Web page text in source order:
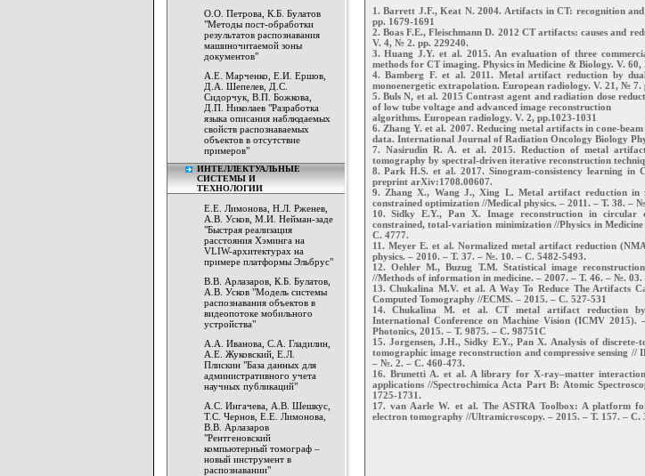
О.О. Петрова, К.Б. Булатов
"Методы пост-обработки
результатов распознавания
машиночитаемой зоны
документов"
А.Е. Марченко, Е.И. Ершов,
Д.А. Шепелев, Д.С.
Сидорчук, В.П. Божкова,
Д.П. Николаев "Разработка
языка описания наблюдаемых
свойств распознаваемых
объектов в отсутствие
примеров"
ИНТЕЛЛЕКТУАЛЬНЫЕ
СИСТЕМЫ И
ТЕХНОЛОГИИ
Е.Е. Лимонова, Н.Л. Рженев,
А.В. Усков, М.И. Нейман-заде
"Быстрая реализация
расстояния Хэминга на
VLIW-архитектурах на
примере платформы Эльбрус"
В.В. Арлазаров, К.Б. Булатов,
А.В. Усков "Модель системы
распознавания объектов в
видеопотоке мобильного
устройства"
А.А. Иванова, С.А. Гладилин,
А.Е. Жуковский, Е.Л.
Плискин "База данных для
административного учета
научных публикаций"
А.С. Ингачева, А.В. Шешкус,
Т.С. Чернов, Е.Е. Лимонова,
В.В. Арлазаров
"Рентгеновский
компьютерный томограф –
новый инструмент в
распознавании"
1. Barrett J.F., Keat N. 2004. Artifacts in CT: recognition
pp. 1679-1691
2. Boas F.E., Fleischmann D. 2012 CT artifacts: causes and
V. 4, № 2. pp. 229240.
3. Huang J.Y. et al. 2015. An evaluation of three
methods for CT imaging. Physics in Medicine & Biology. V.
4. Bamberg F. et al. 2011. Metal artifact reduction by
monoenergetic extrapolation. European radiology. V. 21, № 7.
5. Buls N, et al. 2015 Contrast agent and radiation dose
of low tube voltage and advanced image reconstruction
algorithms. European radiology. V. 2, pp.1023-1031
6. Zhang Y. et al. 2007. Reducing metal artifacts in cone-
data. International Journal of Radiation Oncology Biology
7. Nasirudin R. A. et al. 2015. Reduction of metal
tomography by spectral-driven iterative reconstruction
8. Park H.S. et al. 2017. Sinogram-consistency learning
preprint arXiv:1708.00607.
9. Zhang X., Wang J., Xing L. Metal artifact reduction in
constrained optimization //Medical physics. – 2011. – Т. 38. –
10. Sidky E.Y., Pan X. Image reconstruction in circular
constrained, total-variation minimization //Physics in
С. 4777.
11. Meyer E. et al. Normalized metal artifact reduction
physics. – 2010. – Т. 37. – №. 10. – С. 5482-5493.
12. Oehler M., Buzug T.M. Statistical image
//Methods of information in medicine. – 2007. – Т. 46. – №. 03.
13. Chukalina M.V. et al. A Way To Reduce The Artifacts
Computed Tomography //ECMS. – 2015. – С. 527-531
14. Chukalina M. et al. CT metal artifact reduction
International Conference on Machine Vision (ICMV
Photonics, 2015. – Т. 9875. – С. 98751C
15. Jorgensen, J.H., Sidky E.Y., Pan X. Analysis of
tomographic image reconstruction and compressive sensing //
– №. 2. – С. 460-473.
16. Brunetti A. et al. A library for X-ray–matter interaction
applications //Spectrochimica Acta Part B: Atomic
1725-1731.
17. van Aarle W. et al. The ASTRA Toolbox: A platform
electron tomography //Ultramicroscopy. – 2015. – Т. 157. – С.